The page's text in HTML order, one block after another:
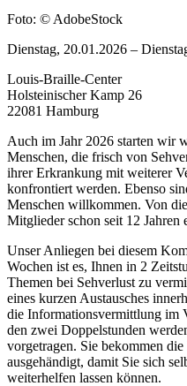
Foto: © AdobeStock
Dienstag, 20.01.2026 –
Louis-Braille-Center
Holsteinischer Kamp 26
22081 Hamburg
Auch im Jahr 2026 starten wir
Menschen, die frisch von
ihrer Erkrankung mit weiterer
konfrontiert werden. Ebenso
Menschen willkommen. Von
Mitglieder schon seit 12 Jahren
Unser Anliegen bei diesem
Wochen ist es, Ihnen in 2
Themen bei Sehverlust zu
eines kurzen Austausches
die Informationsvermittlung im
den zwei Doppelstunden
vorgetragen. Sie bekommen
ausgehändigt, damit Sie sich
weiterhelfen lassen können.